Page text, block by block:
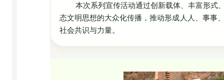
本次系列宣传活动通过创新载体、丰富形式
态文明思想的大众化传播，推动形成人人、事事
社会共识与力量。